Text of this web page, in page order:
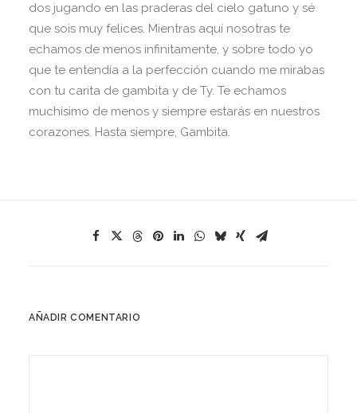
dos jugando en las praderas del cielo gatuno y sé
que sois muy felices. Mientras aquí nosotras te
echamos de menos infinitamente, y sobre todo yo
que te entendía a la perfección cuando me mirabas
con tu carita de gambita y de Ty. Te echamos
muchísimo de menos y siempre estarás en nuestros
corazones. Hasta siempre, Gambita.
AÑADIR COMENTARIO